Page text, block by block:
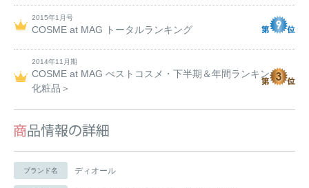
2015年1月号
COSME at MAG トータルランキング
2014年11月期
COSME at MAG べストコスメ・下半期＆年間ランキング＜
化粧品＞
ブランド名 ディオール